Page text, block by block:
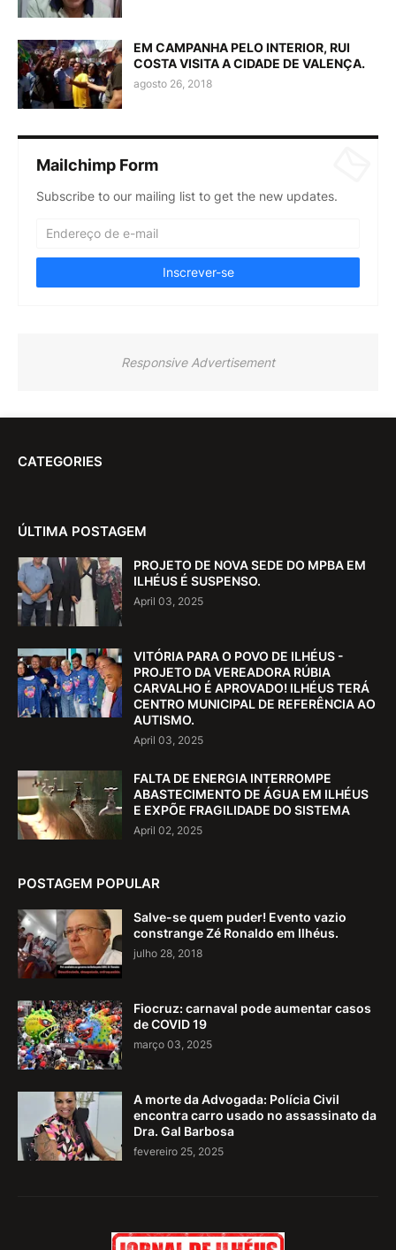
EM CAMPANHA PELO INTERIOR, RUI
COSTA VISITA A CIDADE DE VALENÇA.
agosto 26, 2018
Mailchimp Form
Subscribe to our mailing list to get the new updates.
Responsive Advertisement
CATEGORIES
ÚLTIMA POSTAGEM
PROJETO DE NOVA SEDE DO MPBA EM
ILHÉUS É SUSPENSO.
April 03, 2025
VITÓRIA PARA O POVO DE ILHÉUS -
PROJETO DA VEREADORA RÚBIA
CARVALHO É APROVADO! ILHÉUS TERÁ
CENTRO MUNICIPAL DE REFERÊNCIA AO
AUTISMO.
April 03, 2025
FALTA DE ENERGIA INTERROMPE
ABASTECIMENTO DE ÁGUA EM ILHÉUS
E EXPÕE FRAGILIDADE DO SISTEMA
April 02, 2025
POSTAGEM POPULAR
Salve-se quem puder! Evento vazio
constrange Zé Ronaldo em Ilhéus.
julho 28, 2018
Fiocruz: carnaval pode aumentar casos
de COVID 19
março 03, 2025
A morte da Advogada: Polícia Civil
encontra carro usado no assassinato da
Dra. Gal Barbosa
fevereiro 25, 2025